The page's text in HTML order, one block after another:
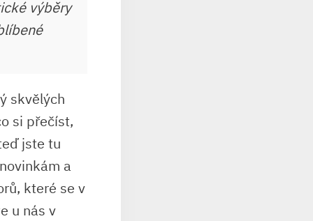
výběry
skvělých
si přečíst,
jste tu
a
které se v
u nás v